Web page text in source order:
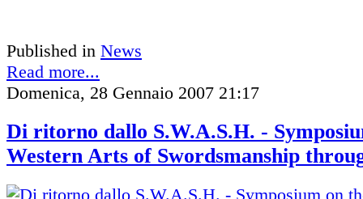
Published in News
Read more...
Domenica, 28 Gennaio 2007 21:17
Di ritorno dallo S.W.A.S.H. -
Western Arts of Swordsmanship